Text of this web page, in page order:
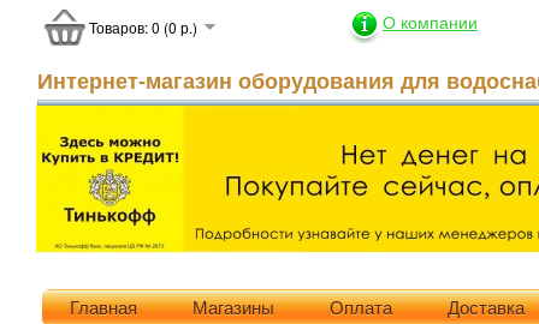
О компании
Интернет-магазин оборудования для
Товаров: 0 (0 р.)
Главная Магазины Оплата Доставка